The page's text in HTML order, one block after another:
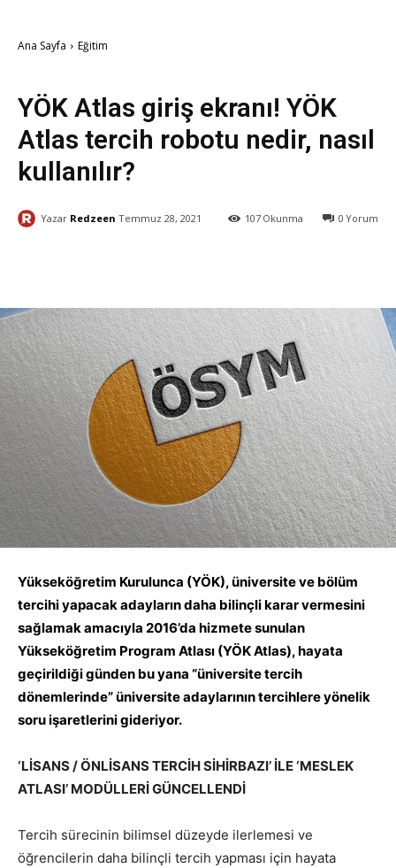
Ana Sayfa Eğitim
YÖK Atlas giriş ekranı! YÖK
Atlas tercih robotu nedir, nasıl
kullanılır?
Yazar Redzeen Temmuz 28, 2021 0 Yorum
107 Okunma
Yükseköğretim Kurulunca (YÖK), üniversite ve bölüm
tercihi yapacak adayların daha bilinçli karar vermesini
sağlamak amacıyla 2016’da hizmete sunulan
Yükseköğretim Program Atlası (YÖK Atlas), hayata
geçirildiği günden bu yana “üniversite tercih
dönemlerinde” üniversite adaylarının tercihlere yönelik
soru işaretlerini gideriyor.
‘LİSANS / ÖNLİSANS TERCİH SİHİRBAZI’ İLE ‘MESLEK
ATLASI’ MODÜLLERİ GÜNCELLENDİ
Tercih sürecinin bilimsel düzeyde ilerlemesi ve
öğrencilerin daha bilinçli tercih yapması için hayata